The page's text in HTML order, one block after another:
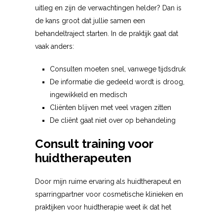
uitleg en zijn de verwachtingen helder? Dan is
de kans groot dat jullie samen een
behandeltraject starten. In de praktijk gaat dat
vaak anders:
Consulten moeten snel, vanwege tijdsdruk
De informatie die gedeeld wordt is droog,
ingewikkeld en medisch
Cliënten blijven met veel vragen zitten
De cliënt gaat niet over op behandeling
Consult training voor
huidtherapeuten
Door mijn ruime ervaring als huidtherapeut en
sparringpartner voor cosmetische klinieken en
praktijken voor huidtherapie weet ik dat het